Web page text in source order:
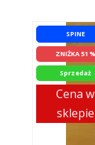
SPINE
ZNIŻKA 51 %
Sprzedaż
Cena w
sklepie